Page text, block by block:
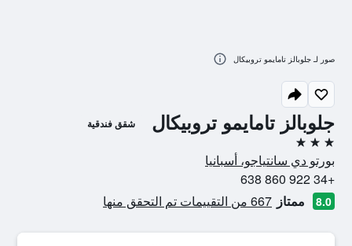
جلوبالز تامايمو تروبيكال شقق فندقية
3 نجوم
بورتو دي سانتياجو، أسبانيا
+34 922 860 638
8.0 ممتاز 667 من التقييمات تم التحقق منها
صور لـ جلوبالز تامايمو تروبيكال